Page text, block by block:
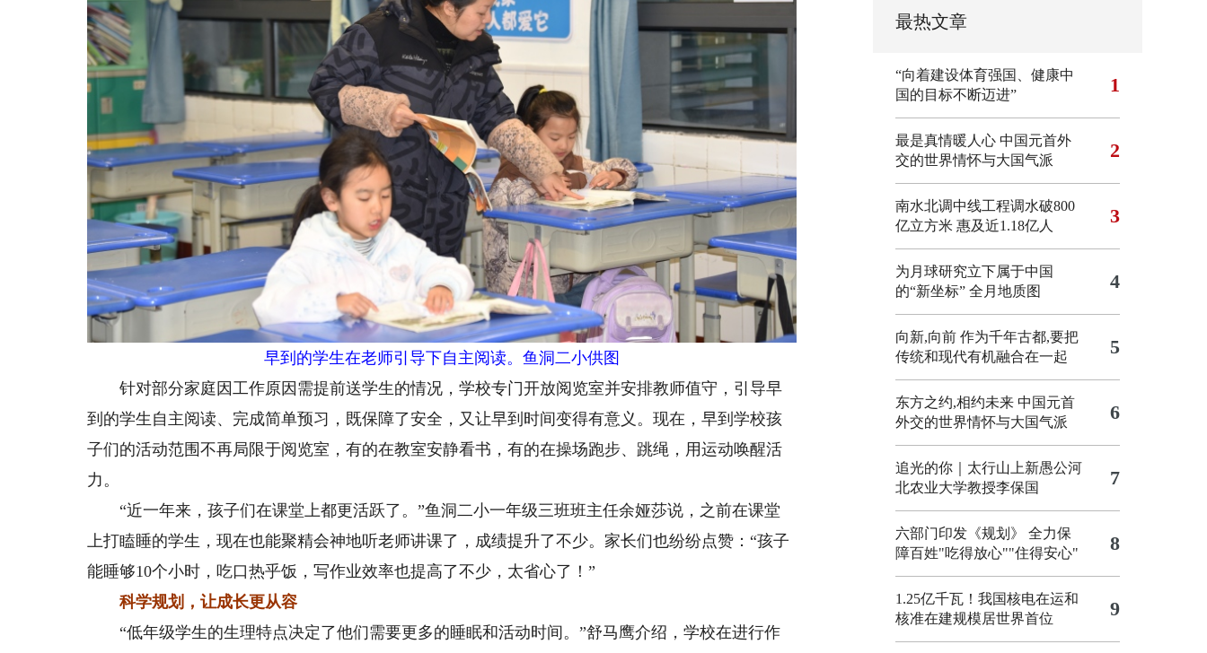
早到的学生在老师引导下自主阅读。鱼洞二小供图
针对部分家庭因工作原因需提前送学生的情况，学校专门开放阅览室并安排教师值守，引导早
到的学生自主阅读、完成简单预习，既保障了安全，又让早到时间变得有意义。现在，早到学校孩
子们的活动范围不再局限于阅览室，有的在教室安静看书，有的在操场跑步、跳绳，用运动唤醒活
力。
“近一年来，孩子们在课堂上都更活跃了。”鱼洞二小一年级三班班主任余娅莎说，之前在课堂
上打瞌睡的学生，现在也能聚精会神地听老师讲课了，成绩提升了不少。家长们也纷纷点赞：“孩子
能睡够10个小时，吃口热乎饭，写作业效率也提高了不少，太省心了！”
科学规划，让成长更从容
“低年级学生的生理特点决定了他们需要更多的睡眠和活动时间。”舒马鹰介绍，学校在进行作
最热文章
“向着建设体育强国、健康中
国的目标不断迈进”
1
最是真情暖人心 中国元首外
交的世界情怀与大国气派
2
南水北调中线工程调水破800
亿立方米 惠及近1.18亿人
3
为月球研究立下属于中国
的“新坐标” 全月地质图 4
向新,向前 作为千年古都,要把
传统和现代有机融合在一起
5
东方之约,相约未来 中国元首
外交的世界情怀与大国气派
6
追光的你｜太行山上新愚公河
北农业大学教授李保国
7
六部门印发《规划》 全力保
障百姓"吃得放心""住得安心"
8
1.25亿千瓦！我国核电在运和
核准在建规模居世界首位
9